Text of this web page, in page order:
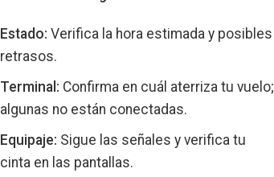
Estado: Verifica la hora estimada y posibles
retrasos.
Terminal: Confirma en cuál aterriza tu vuelo;
algunas no están conectadas.
Equipaje: Sigue las señales y verifica tu
cinta en las pantallas.